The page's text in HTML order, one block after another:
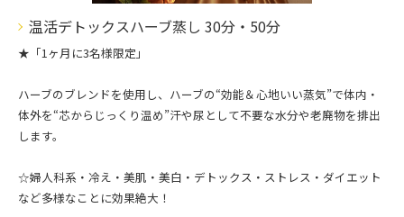
温活デトックスハーブ蒸し 30分・50分
★「1ヶ月に3名様限定」
ハーブのブレンドを使用し、ハーブの“効能＆心地いい蒸気”で体内・
体外を“芯からじっくり温め”汗や尿として不要な水分や老廃物を排出
します。
☆婦人科系・冷え・美肌・美白・デトックス・ストレス・ダイエット
など多様なことに効果絶大！